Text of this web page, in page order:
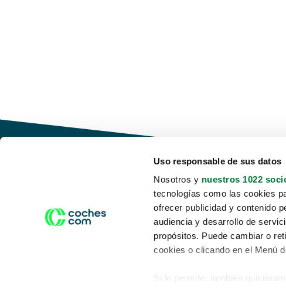
Uso responsable de sus datos
Nosotros y nuestros 1022
tecnologías como las cookies
ofrecer publicidad y contenido
audiencia y desarrollo de
propósitos. Puede cambiar o
cookies o clicando en el Menú
Si lo permite, también
Conduce tu futuro,
desata tu movilidad